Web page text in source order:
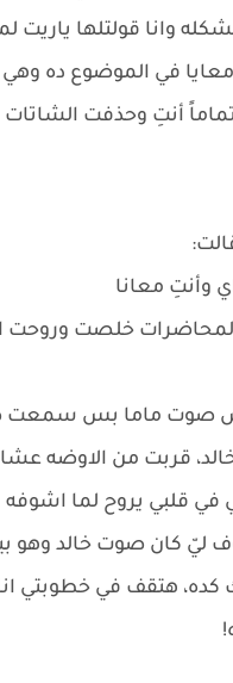
وانا قولتلها
في الموضوع ده وهي
أنتِ وحذفت
وأنتِ معانا
خلصت وروحت
صوت ماما بس سمعت
قربت من الاوضه
في قلبي يروح لما
ليّ كان صوت خالد وهو
هتقف في خطوبتي